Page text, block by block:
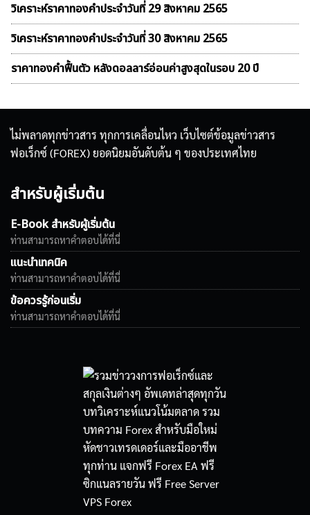
วิเคราะห์ราคาทองคําประจำวันที่ 29 สิงหาคม 2565
วิเคราะห์ราคาทองคําประจำวันที่ 30 สิงหาคม 2565
ราคาทองคำฟื้นตัว หลังดอลลาร์อ่อนค่าสูงสุดในรอบ 20 ปี
ไม่พลาดทุกข่าวสาร ทุกการเคลื่อนไหว เว็บไซต์ข้อมูลข่าวสาร
ฟอเร็กซ์ (FOREX) ยอดนิยมอันดับต้น ๆ ของประเทศไทย
สำหรับผู้เริ่มต้น
E-Book สำหรับผู้เริ่มต้น
ท่านสามารถหาคำตอบได้ที่นี่
แนะนำเทคนิค
ท่านสามารถหาคำตอบได้ที่นี่
ข้อควรรู้ก่อนเริ่ม
ท่านสามารถหาคำตอบได้ที่นี่